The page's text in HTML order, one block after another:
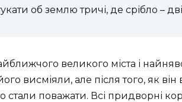
об землю тричі, де срібло –
великого міста і
висміяли, але після того, як
стали поважати. Всі придворні